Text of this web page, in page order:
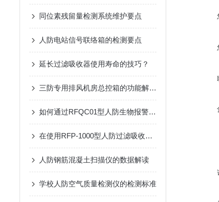
同位素残留量检测系统维护要点
人防电站信号联络箱的检测要点
延长过滤吸收器使用寿命的技巧？
三防专用排风机房总控箱的功能解析：高效排风与压差精准控制
如何通过RFQC01型人防生物报警器提高应急防护能力？
在使用RFP-1000型人防过滤吸收器时需要遵循的安全操作规程
人防钢筋混凝土扫描仪的数据解读
学校人防空气质量检测仪的检测标准